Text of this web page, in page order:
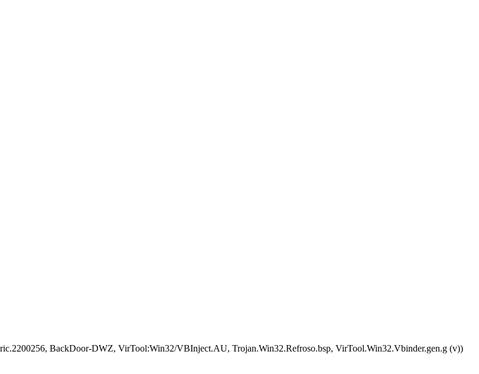
BackDoor-DWZ, VirTool:Win32/VBInject.AU, Trojan.Win32.Refroso.bsp, VirTool.Win32.Vbinder.gen.g (v))